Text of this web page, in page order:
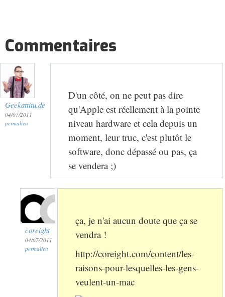
Commentaires
Geekattitu.de
04/07/2011
permalien
D'un côté, on ne peut pas dire
qu'Apple est réellement à la pointe
niveau hardware et cela depuis un
moment, leur truc, c'est plutôt le
software, donc dépassé ou pas, ça
se vendera ;)
coreight
04/07/2011
permalien
ça, je n'ai aucun doute que ça se
vendra !
http://coreight.com/content/les-
raisons-pour-lesquelles-les-gens-
veulent-un-mac